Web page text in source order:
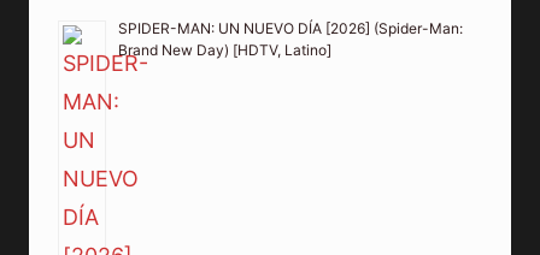
SPIDER-MAN: UN NUEVO DÍA [2026] (Spider-Man:
Brand New Day) [HDTV, Latino]